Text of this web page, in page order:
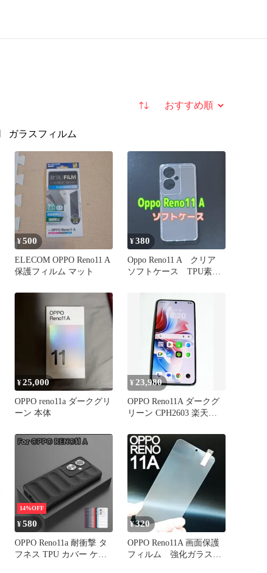
並び替え
ガラスフィルム
¥500
ELECOM OPPO Reno11 A
保護フィルム マット
¥380
Oppo Reno11 A クリア
ソフトケース TPU素
¥25,000
OPPO reno11a ダークグリ
ーン 本体
¥ 23,980
OPPO Reno11A ダークグ
リーン CPH2603 楽天
14%OFF
¥580
OPPO Reno11a 耐衝撃 タ
フネス TPU カバー ケー
¥320
OPPO Reno11A 画面保護
フィルム 強化ガラス加